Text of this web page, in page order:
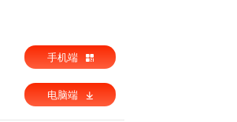
手机端
电脑端